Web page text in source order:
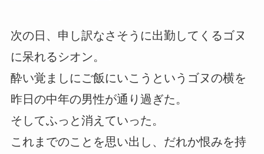
次の日、申し訳なさそうに出勤してくるゴヌ
に呆れるシオン。
酔い覚ましにご飯にいこうというゴヌの横を
昨日の中年の男性が通り過ぎた。
そしてふっと消えていった。
これまでのことを思い出し、だれか恨みを持